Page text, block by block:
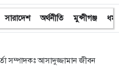
সারাদেশ অর্থনীতি মুন্সীগঞ্জ ধর্ম
সম্পাদকঃ আসাদুজ্জামান জীবন